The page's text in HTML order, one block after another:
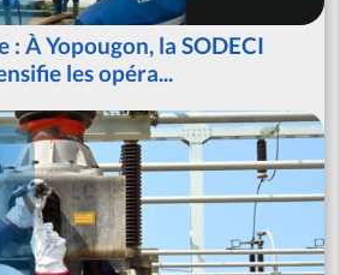
À Yopougon, la SODECI
les opéra...